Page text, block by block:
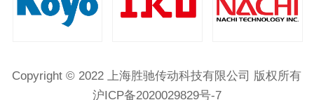
Copyright © 2022 上海胜驰传动科技有限公司 版权所有
沪ICP备2020029829号-7